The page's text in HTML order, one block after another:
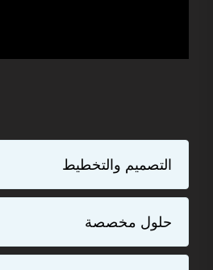
التصميم والتخطيط
حلول مخصصة